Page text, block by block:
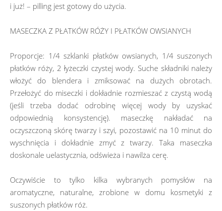
i już! – pilling jest gotowy do użycia.
MASECZKA Z PŁATKÓW RÓŻY I PŁATKÓW OWSIANYCH
Proporcje: 1/4 szklanki płatków owsianych, 1/4 suszonych
płatków róży, 2 łyżeczki czystej wody. Suche składniki należy
włożyć do blendera i zmiksować na dużych obrotach.
Przełożyć do miseczki i dokładnie rozmieszać z czystą wodą
(jeśli trzeba dodać odrobinę więcej wody by uzyskać
odpowiednią konsystencję). maseczkę nakładać na
oczyszczoną skórę twarzy i szyi, pozostawić na 10 minut do
wyschnięcia i dokładnie zmyć z twarzy. Taka maseczka
doskonale uelastycznia, odświeża i nawilża cerę.
Oczywiście to tylko kilka wybranych pomysłów na
aromatyczne, naturalne, zrobione w domu kosmetyki z
suszonych płatków róż.